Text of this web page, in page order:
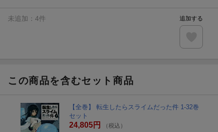
未追加： 4件 追加する
この商品を含むセット商品
【全巻】 転生したらスライムだった件 1-32巻
セット
24,805円 （税込）